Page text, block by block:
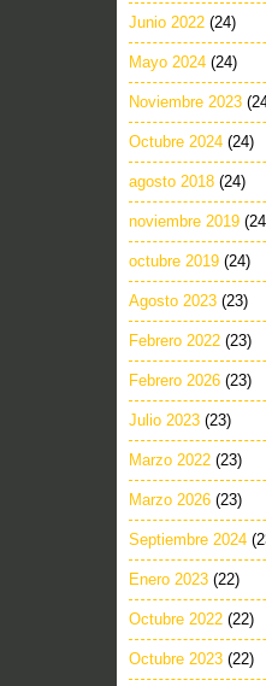
Junio 2022 (24)
Mayo 2024 (24)
Noviembre 2023
Octubre 2024 (24)
agosto 2018 (24)
noviembre 2019
octubre 2019 (24)
Agosto 2023 (23)
Febrero 2022 (23)
Febrero 2026 (23)
Julio 2023 (23)
Marzo 2022 (23)
Marzo 2026 (23)
Septiembre 2024
Enero 2023 (22)
Octubre 2022 (22)
Octubre 2023 (22)